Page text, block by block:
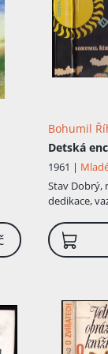
Bohumil
Detská
1961 |
Stav Dobrý,
dedikace,
opotřebené